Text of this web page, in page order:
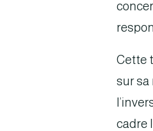
Cette
sur sa
cadre